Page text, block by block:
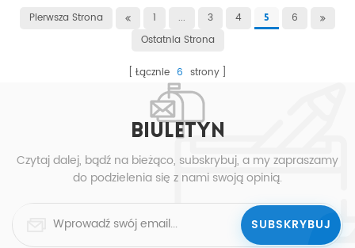
Pierwsza Strona 1 ... 3 4 5
6
Ostatnia Strona
Łącznie 6 strony
BIULETYN
Czytaj dalej, bądź na bieżąco, subskrybuj, a my zapraszamy
do podzielenia się z nami swoją opinią.